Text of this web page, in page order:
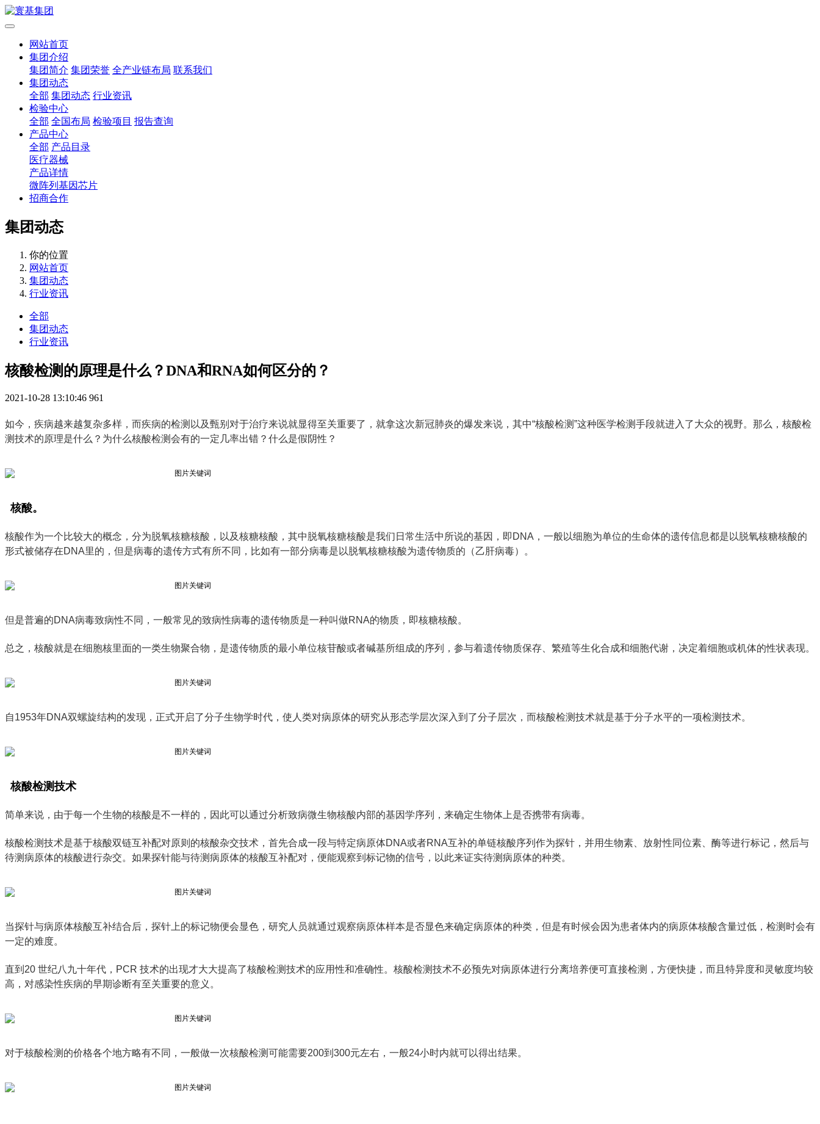
网站首页
集团介绍
集团简介 集团荣誉 全产业链布局 联系我们
集团动态
全部 集团动态 行业资讯
检验中心
全部 全国布局 检验项目 报告查询
产品中心
全部 产品目录
医疗器械
产品详情
微阵列基因芯片
招商合作
集团动态
你的位置
网站首页
集团动态
行业资讯
全部
集团动态
行业资讯
核酸检测的原理是什么？DNA和RNA如何区分的？
2021-10-28 13:10:46 961
如今，疾病越来越复杂多样，而疾病的检测以及甄别对于治疗来说就显得至关重要了，就拿这次新冠肺炎的爆发来说，其中“核酸检测”这种医学检测手段就进入了大众的视野。那么，核酸检
测技术的原理是什么？为什么核酸检测会有的一定几率出错？什么是假阴性？
核酸。
核酸作为一个比较大的概念，分为脱氧核糖核酸，以及核糖核酸，其中脱氧核糖核酸是我们日常生活中所说的基因，即DNA，一般以细胞为单位的生命体的遗传信息都是以脱氧核糖核酸的
形式被储存在DNA里的，但是病毒的遗传方式有所不同，比如有一部分病毒是以脱氧核糖核酸为遗传物质的（乙肝病毒）。
但是普遍的DNA病毒致病性不同，一般常见的致病性病毒的遗传物质是一种叫做RNA的物质，即核糖核酸。
总之，核酸就是在细胞核里面的一类生物聚合物，是遗传物质的最小单位核苷酸或者碱基所组成的序列，参与着遗传物质保存、繁殖等生化合成和细胞代谢，决定着细胞或机体的性状表现。
自1953年DNA双螺旋结构的发现，正式开启了分子生物学时代，使人类对病原体的研究从形态学层次深入到了分子层次，而核酸检测技术就是基于分子水平的一项检测技术。
核酸检测技术
简单来说，由于每一个生物的核酸是不一样的，因此可以通过分析致病微生物核酸内部的基因学序列，来确定生物体上是否携带有病毒。
核酸检测技术是基于核酸双链互补配对原则的核酸杂交技术，首先合成一段与特定病原体DNA或者RNA互补的单链核酸序列作为探针，并用生物素、放射性同位素、酶等进行标记，然后与
待测病原体的核酸进行杂交。如果探针能与待测病原体的核酸互补配对，便能观察到标记物的信号，以此来证实待测病原体的种类。
当探针与病原体核酸互补结合后，探针上的标记物便会显色，研究人员就通过观察病原体样本是否显色来确定病原体的种类，但是有时候会因为患者体内的病原体核酸含量过低，检测时会有
一定的难度。
直到20 世纪八九十年代，PCR 技术的出现才大大提高了核酸检测技术的应用性和准确性。核酸检测技术不必预先对病原体进行分离培养便可直接检测，方便快捷，而且特异度和灵敏度均较
高，对感染性疾病的早期诊断有至关重要的意义。
对于核酸检测的价格各个地方略有不同，一般做一次核酸检测可能需要200到300元左右，一般24小时内就可以得出结果。